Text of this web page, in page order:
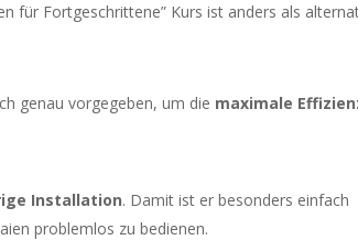
für Fortgeschrittene” Kurs ist anders als
genau vorgegeben, um die maximale
Installation. Damit ist er besonders einfach
problemlos zu bedienen.